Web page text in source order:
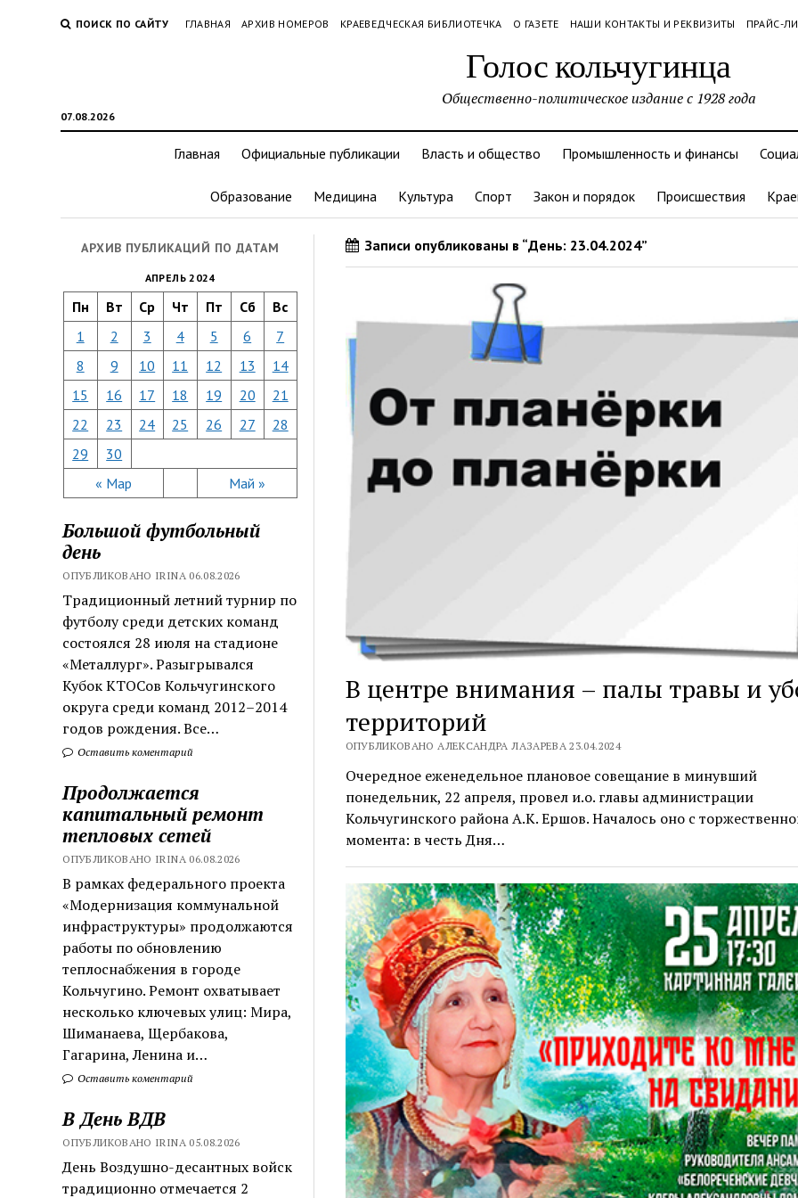
ПОИСК ПО САЙТУ ГЛАВНАЯ АРХИВ НОМЕРОВ КРАЕВЕДЧЕСКАЯ БИБЛИОТЕЧКА О ГАЗЕТЕ НАШИ КОНТАКТЫ И РЕКВИЗИТЫ ПРАЙС-
Голос кольчугинца
07.08.2026
Общественно-политическое издание с 1928 года
Главная Официальные публикации Власть и общество Промышленность и финансы
Образование Медицина Культура Спорт Закон и порядок Происшествия
АРХИВ ПУБЛИКАЦИЙ ПО ДАТАМ
АПРЕЛЬ 2024
Пн Вт Ср Чт Пт Сб Вс
« Мар Май »
1 2 3 4 5 6
7
8
9 10 11 12 13
14
15
16 17 18 19 20
21
22
23 24 25 26 27
28
29
30
Большой футбольный
день
ОПУБЛИКОВАНО IRINA 06.08.2026
Традиционный летний турнир по
футболу среди детских команд
состоялся 28 июля на стадионе
«Металлург». Разыгрывался
Кубок КТОСов Кольчугинского
округа среди команд 2012–2014
годов рождения. Все…
Оставить коментарий
Продолжается
капитальный ремонт
тепловых сетей
ОПУБЛИКОВАНО IRINA 06.08.2026
В рамках федерального проекта
«Модернизация коммунальной
инфраструктуры» продолжаются
работы по обновлению
теплоснабжения в городе
Кольчугино. Ремонт охватывает
несколько ключевых улиц: Мира,
Шиманаева, Щербакова,
Гагарина, Ленина и…
Оставить коментарий
В День ВДВ
ОПУБЛИКОВАНО IRINA 05.08.2026
День Воздушно-десантных войск
традиционно отмечается 2
Записи опубликованы в “День: 23.04.2024”
В центре внимания – палы травы и
территорий
ОПУБЛИКОВАНО АЛЕКСАНДРА ЛАЗАРЕВА 23.04.2024
Очередное еженедельное плановое совещание в минувший
понедельник, 22 апреля, провел и.о. главы администрации
Кольчугинского района А.К. Ершов. Началось оно с
момента: в честь Дня…